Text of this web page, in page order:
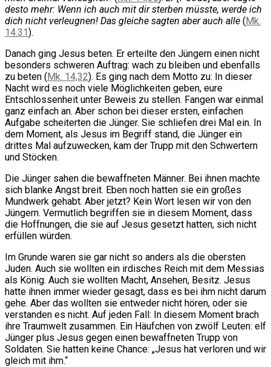
desto mehr: Wenn ich auch mit dir sterben müsste, werde ich
dich nicht verleugnen! Das gleiche sagten aber auch alle (Mk.
14.31).
Danach ging Jesus beten. Er erteilte den Jüngern einen nicht
besonders schweren Auftrag: wach zu bleiben und ebenfalls
zu beten (Mk. 14,32). Es ging nach dem Motto zu: In dieser
Nacht wird es noch viele Möglichkeiten geben, eure
Entschlossenheit unter Beweis zu stellen. Fangen war einmal
ganz einfach an. Aber schon bei dieser ersten, einfachen
Aufgabe scheiterten die Jünger. Sie schliefen drei Mal ein. In
dem Moment, als Jesus im Begriff stand, die Jünger ein
drittes Mal aufzuwecken, kam der Trupp mit den Schwertern
und Stöcken.
Die Jünger sahen die bewaffneten Männer. Bei ihnen machte
sich blanke Angst breit. Eben noch hatten sie ein großes
Mundwerk gehabt. Aber jetzt? Kein Wort lesen wir von den
Jüngern. Vermutlich begriffen sie in diesem Moment, dass
die Hoffnungen, die sie auf Jesus gesetzt hatten, sich nicht
erfüllen würden.
Im Grunde waren sie gar nicht so anders als die obersten
Juden. Auch sie wollten ein irdisches Reich mit dem Messias
als König. Auch sie wollten Macht, Ansehen, Besitz. Jesus
hatte ihnen immer wieder gesagt, dass es bei ihm nicht darum
gehe. Aber das wollten sie entweder nicht hören, oder sie
verstanden es nicht. Auf jeden Fall: In diesem Moment brach
ihre Traumwelt zusammen. Ein Häufchen von zwölf Leuten: elf
Jünger plus Jesus gegen einen bewaffneten Trupp von
Soldaten. Sie hatten keine Chance: „Jesus hat verloren und wir
gleich mit ihm.“